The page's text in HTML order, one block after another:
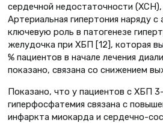
сердечной недостаточности (ХСН),
Артериальная гипертония наряду с
ключевую роль в патогенезе
желудочка при ХБП [12], которая
% пациентов в начале лечения
показано, связана со снижением
Показано, что у пациентов с ХБП
гиперфосфатемия связана с
инфаркта миокарда и сердечно-